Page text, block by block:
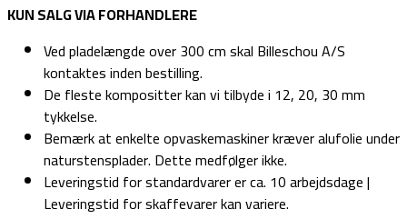
KUN SALG VIA FORHANDLERE
Ved pladelængde over 300 cm skal Billeschou A/S
kontaktes inden bestilling.
De fleste kompositter kan vi tilbyde i 12, 20, 30 mm
tykkelse.
Bemærk at enkelte opvaskemaskiner kræver alufolie under
naturstensplader. Dette medfølger ikke.
Leveringstid for standardvarer er ca. 10 arbejdsdage |
Leveringstid for skaffevarer kan variere.